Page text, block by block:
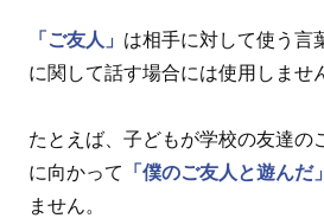
「ご友人」 は相手に対して使う言
に関して話す場合には使用しませ
たとえば、子どもが学校の友達の
に向かって
「僕のご友人と遊んだ」
ません。